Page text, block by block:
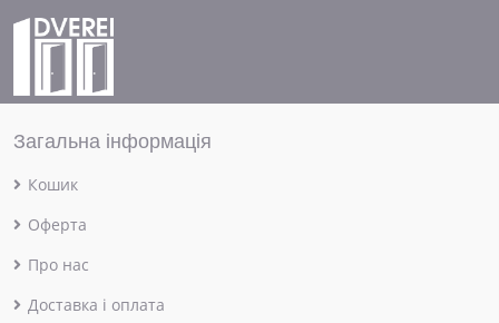
Загальна інформація
Кошик
Оферта
Про нас
Доставка і оплата